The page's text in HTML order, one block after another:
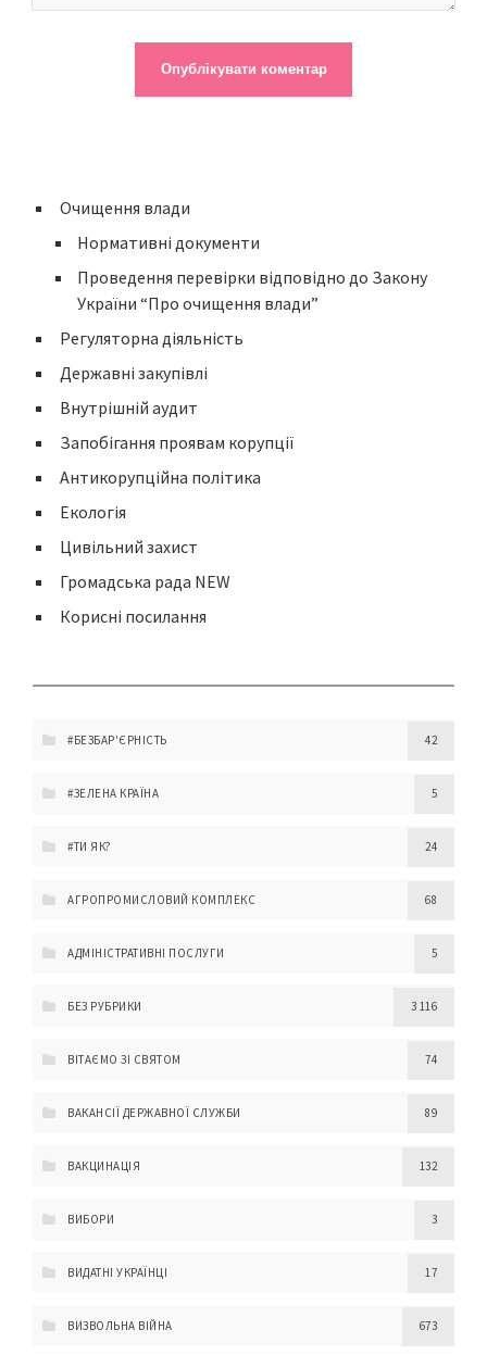
Очищення влади
Нормативні документи
Проведення перевірки відповідно до Закону
України “Про очищення влади”
Регуляторна діяльність
Державні закупівлі
Внутрішній аудит
Запобігання проявам корупції
Антикорупційна політика
Екологія
Цивільний захист
Громадська рада NEW
Корисні посилання
#БЕЗБАР'ЄРНІСТЬ 42
#ЗЕЛЕНА КРАЇНА 5
#ТИ ЯК? 24
АГРОПРОМИСЛОВИЙ КОМПЛЕКС 68
АДМІНІСТРАТИВНІ ПОСЛУГИ 5
БЕЗ РУБРИКИ 3 116
ВІТАЄМО ЗІ СВЯТОМ 74
ВАКАНСІЇ ДЕРЖАВНОЇ СЛУЖБИ 89
ВАКЦИНАЦІЯ 132
ВИБОРИ 3
ВИДАТНІ УКРАЇНЦІ 17
ВИЗВОЛЬНА ВІЙНА 673